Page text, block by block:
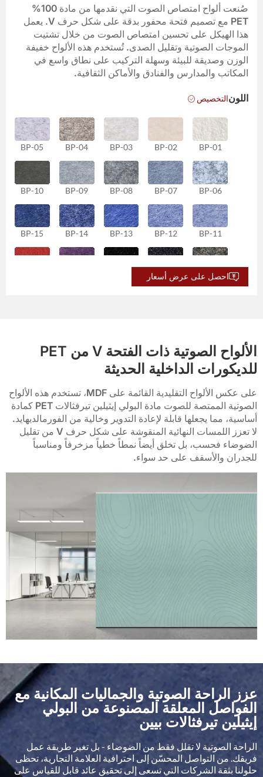
صُنعت ألواح امتصاص الصوت التي نقدمها من مادة 100%
PET مع تصميم فتحة محفور بدقة على شكل حرف V. يعمل
هذا الهيكل على تحسين امتصاص الصوت من خلال تشتيت
الموجات الصوتية وتقليل الصدى. تُستخدم هذه الألواح خفيفة
الوزن وصديقة للبيئة وسهلة التركيب على نطاق واسع في
المكاتب والمدارس والفنادق والأماكن الثقافية.
اللونالتخصيص
BP-01
BP-02
BP-03
BP-04
BP-05
BP-06
BP-07
BP-08
BP-09
BP-10
BP-11
BP-12
BP-13
BP-14
BP-15
BP-16
BP-17
BP-26
BP-27
BP-28
BP-31
BP-32
BP-33
BP-34
BP-35
BP-36
BP-37
BP-38
BP-39
BP-40
BP-41
BP-42
BP-43
BP-50
BP-53
BP-54
احصل على عرض أسعار
الألواح الصوتية ذات الفتحة V من PET
للديكورات الداخلية الحديثة
على عكس الألواح التقليدية القائمة على MDF، تستخدم هذه الألواح
الصوتية الممتصة للصوت مادة البولي إيثيلين تيرفثالات PET كمادة
أساسية، مما يجعلها قابلة لإعادة التدوير وخالية من الفورمالديهايد.
لا تعزز اللمسات النهائية المنقوشة على شكل حرف V من تقليل
الضوضاء فحسب، بل تخلق أيضاً نمطاً خطياً مزخرفاً ومناسباً
للجدران والأسقف على حد سواء.
عزز الراحة الصوتية والجماليات المكانية مع
الفواصل المعلقة المصنوعة من البولي
إيثيلين تيرفثالات بيين
الراحة الصوتية لا تقلل فقط من الضوضاء - بل تغير طريقة عمل
فريقك. من التواصل المحسّن إلى احترافية العلامة التجارية، تحظى
حلولنا بثقة الشركات التي تسعى إلى تحقيق عائد قابل للقياس على